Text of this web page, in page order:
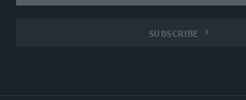
SUBSCRIBE